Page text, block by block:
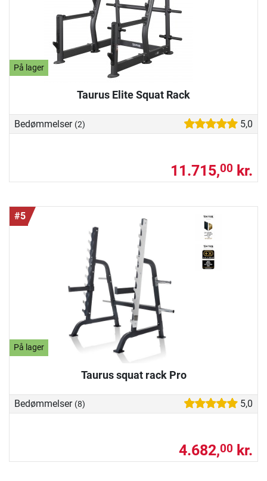
På lager
Taurus Elite Squat Rack
Bedømmelser (2) 5,0
11.715,00 kr.
#5
På lager
Taurus squat rack Pro
Bedømmelser (8) 5,0
4.682,00 kr.